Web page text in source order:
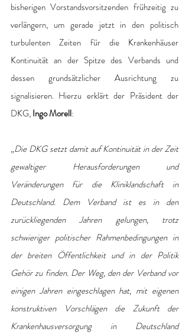
bisherigen Vorstandsvorsitzenden frühzeitig zu
verlängern, um gerade jetzt in den politisch
turbulenten Zeiten für die Krankenhäuser
Kontinuität an der Spitze des Verbands und
dessen grundsätzlicher Ausrichtung zu
signalisieren. Hierzu erklärt der Präsident der
DKG, Ingo Morell:
„Die DKG setzt damit auf Kontinuität in der Zeit
gewaltiger Herausforderungen und
Veränderungen für die Kliniklandschaft in
Deutschland. Dem Verband ist es in den
zurückliegenden Jahren gelungen, trotz
schwieriger politischer Rahmenbedingungen in
der breiten Öffentlichkeit und in der Politik
Gehör zu finden. Der Weg, den der Verband vor
einigen Jahren eingeschlagen hat, mit eigenen
konstruktiven Vorschlägen die Zukunft der
Krankenhausversorgung in Deutschland